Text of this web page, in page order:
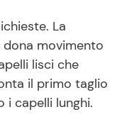
La
dona movimento
lisci che
il primo taglio
capelli lunghi.